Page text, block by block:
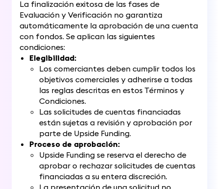
La finalización exitosa de las fases de
Evaluación y Verificación no garantiza
automáticamente la aprobación de una cuenta
con fondos. Se aplican las siguientes
condiciones:
Elegibilidad:
Los comerciantes deben cumplir todos los
objetivos comerciales y adherirse a todas
las reglas descritas en estos Términos y
Condiciones.
Las solicitudes de cuentas financiadas
están sujetas a revisión y aprobación por
parte de Upside Funding.
Proceso de aprobación:
Upside Funding se reserva el derecho de
aprobar o rechazar solicitudes de cuentas
financiadas a su entera discreción.